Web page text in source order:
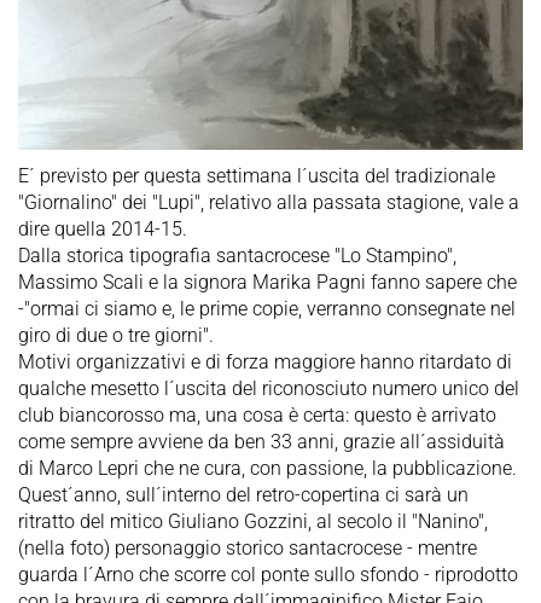
E´ previsto per questa settimana l´uscita del tradizionale
"Giornalino" dei "Lupi", relativo alla passata stagione, vale a
dire quella 2014-15.
Dalla storica tipografia santacrocese "Lo Stampino",
Massimo Scali e la signora Marika Pagni fanno sapere che
-"ormai ci siamo e, le prime copie, verranno consegnate nel
giro di due o tre giorni".
Motivi organizzativi e di forza maggiore hanno ritardato di
qualche mesetto l´uscita del riconosciuto numero unico del
club biancorosso ma, una cosa è certa: questo è arrivato
come sempre avviene da ben 33 anni, grazie all´assiduità
di Marco Lepri che ne cura, con passione, la pubblicazione.
Quest´anno, sull´interno del retro-copertina ci sarà un
ritratto del mitico Giuliano Gozzini, al secolo il "Nanino",
(nella foto) personaggio storico santacrocese - mentre
guarda l´Arno che scorre col ponte sullo sfondo - riprodotto